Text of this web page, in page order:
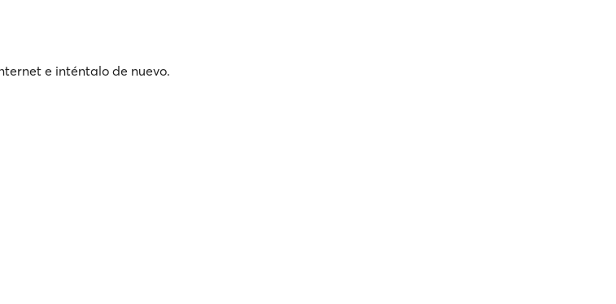
e inténtalo de nuevo.